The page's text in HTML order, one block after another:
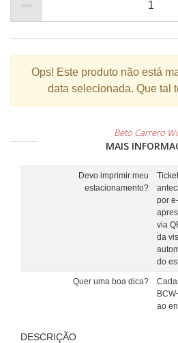
Ops! Este produto não está
data selecionada. Que tal
Beto Carrero
MAIS
Devo imprimir meu
estacionamento?
por
via
da
do
Quer uma boa dica?
ao
DESCRIÇÃO